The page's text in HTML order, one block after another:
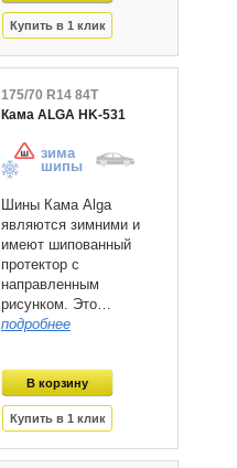
175/70 R14 84T
Кама ALGA HK-531
зима
шипы
Шины Кама Alga
являются зимними и
имеют шипованный
протектор с
направленным
рисунком. Это…
подробнее